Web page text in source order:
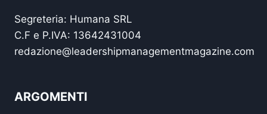
Segreteria: Humana SRL
C.F e P.IVA: 13642431004
redazione@leadershipmanagementmagazine.com
ARGOMENTI